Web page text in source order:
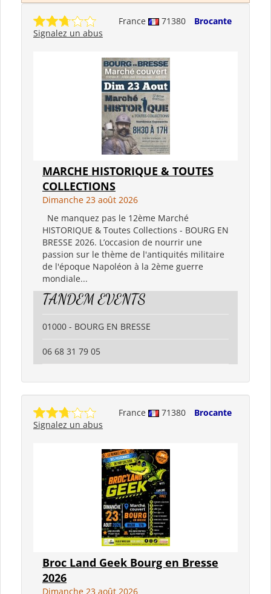
France 71380
Brocante
Signalez un abus
MARCHE HISTORIQUE & TOUTES
COLLECTIONS
Dimanche 23 août 2026
Ne manquez pas le 12ème Marché
HISTORIQUE & Toutes Collections - BOURG EN
BRESSE 2026. L’occasion de nourrir une
passion sur le thème de l'antiquités militaire
de l'époque Napoléon à la 2ème guerre
mondiale...
TANDEM EVENTS
01000 - BOURG EN BRESSE
06 68 31 79 05
France 71380
Brocante
Signalez un abus
Broc Land Geek Bourg en Bresse
2026
Dimanche 23 août 2026